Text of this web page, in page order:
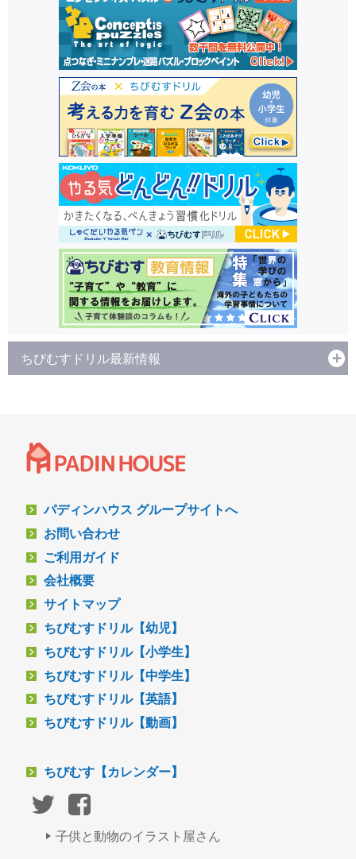
ちびむすドリル最新情報
パディンハウス グループサイトへ
お問い合わせ
ご利用ガイド
会社概要
サイトマップ
ちびむすドリル【幼児】
ちびむすドリル【小学生】
ちびむすドリル【中学生】
ちびむすドリル【英語】
ちびむすドリル【動画】
ちびむす【カレンダー】
子供と動物のイラスト屋さん